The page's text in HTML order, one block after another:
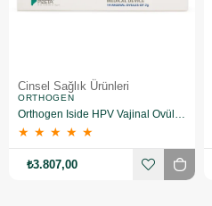
Cinsel Sağlık Ürünleri
ORTHOGEN
Orthogen Iside HPV Vajinal Ovül 14'lü
★ ★ ★ ★ ★
₺3.807,00